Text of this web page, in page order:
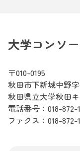
大学コンソ
〒010-0195
秋田市下新城中野
秋田県立大学秋田
電話番号： 018-872-
ファクス：018-872-